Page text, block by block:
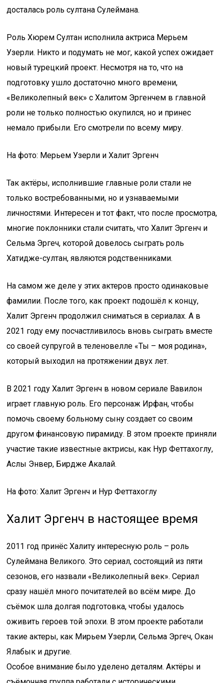
досталась роль султана Сулеймана.
Роль Хюрем Султан исполнила актриса Мерьем
Узерли. Никто и подумать не мог, какой успех ожидает
новый турецкий проект. Несмотря на то, что на
подготовку ушло достаточно много времени,
«Великолепный век» с Халитом Эргенчем в главной
роли не только полностью окупился, но и принес
немало прибыли. Его смотрели по всему миру.
На фото: Мерьем Узерли и Халит Эргенч
Так актёры, исполнившие главные роли стали не
только востребованными, но и узнаваемыми
личностями. Интересен и тот факт, что после просмотра,
многие поклонники стали считать, что Халит Эргенч и
Сельма Эргеч, которой довелось сыграть роль
Хатидже-султан, являются родственниками.
На самом же деле у этих актеров просто одинаковые
фамилии. После того, как проект подошёл к концу,
Халит Эргенч продолжил сниматься в сериалах. А в
2021 году ему посчастливилось вновь сыграть вместе
со своей супругой в теленовелле «Ты – моя родина»,
который выходил на протяжении двух лет.
В 2021 году Халит Эргенч в новом сериале Вавилон
играет главную роль. Его персонаж Ирфан, чтобы
помочь своему больному сыну создает со своим
другом финансовую пирамиду. В этом проекте приняли
участие такие известные актрисы, как Нур Феттахоглу,
Аслы Энвер, Бирдже Акалай.
На фото: Халит Эргенч и Нур Феттахоглу
Халит Эргенч в настоящее время
2011 год принёс Халиту интересную роль – роль
Сулеймана Великого. Это сериал, состоящий из пяти
сезонов, его назвали «Великолепный век». Сериал
сразу нашёл много почитателей во всём мире. До
съёмок шла долгая подготовка, чтобы удалось
оживить героев той эпохи. В этом проекте работали
такие актеры, как Мирьем Узерли, Сельма Эргеч, Окан
Ялабык и другие.
Особое внимание было уделено деталям. Актёры и